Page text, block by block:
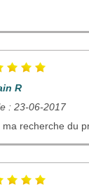
R
: 23-06-2017
recherche du